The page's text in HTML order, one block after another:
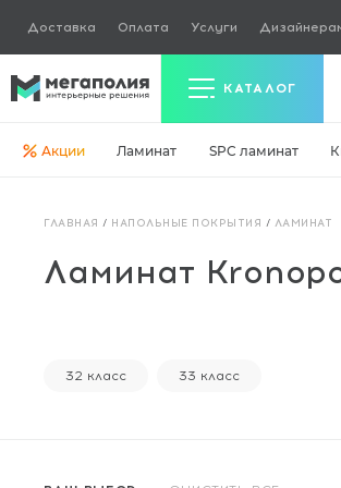
Доставка Оплата Услуги
КАТАЛОГ
Кварц паркет
Ковровая плитка
Акции Ламинат SPC ламинат
ГЛАВНАЯ / НАПОЛЬНЫЕ ПОКРЫТИЯ / ЛАМИНАТ
Ламинат
32 класс 33 класс